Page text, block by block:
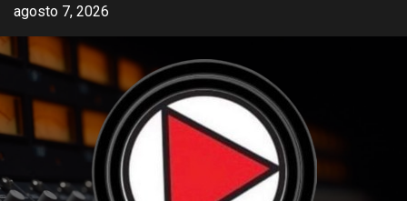
agosto 7, 2026